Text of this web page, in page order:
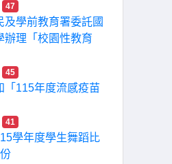
47
及學前教育署委託國
辦理「校園性教育
45
「115年度流感疫苗
41
學年度學生舞蹈比